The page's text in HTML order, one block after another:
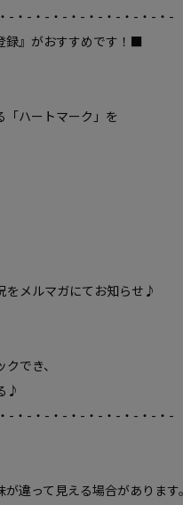
-・-・-・-・-・-・-・-・-・-
録』がおすすめです！■
「ハートマーク」を
をメルマガにてお知らせ♪
でき、
♪
-・-・-・-・-・-・-・-・-・-
違って見える場合がありま